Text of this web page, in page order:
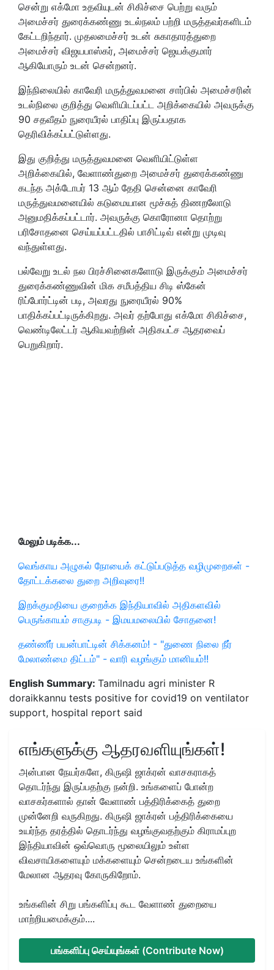
சென்று எக்மோ உதவியுடன் சிகிச்சை பெற்று வரும்
அமைச்சர் துரைக்கண்ணு உடல்நலம் பற்றி மருத்தவர்களிடம்
கேட்டறிந்தார். முதலமைச்சர் உடன் சுகாதாரத்துறை
அமைச்சர் விஜயபாஸ்கர், அமைச்சர் ஜெயக்குமார்
ஆகியோரும் உடன் சென்றனர்.
இந்நிலையில் காவேரி மருத்துவமனை சார்பில் அமைச்சரின்
உடல்நிலை குறித்து வெளியிடப்பட்ட அறிக்கையில் அவருக்கு
90 சதவீதம் நுரையீரல் பாதிப்பு இருப்பதாக
தெரிவிக்கப்பட்டுள்ளது.
இது குறித்து மருத்துவமனை வெளியிட்டுள்ள
அறிக்கையில், வேளாண்துறை அமைச்சர் துரைக்கண்ணு
கடந்த அக்டோபர் 13 ஆம் தேதி சென்னை காவேரி
மருத்துவமனையில் கடுமையான மூச்சுத் திணறலோடு
அனுமதிக்கப்பட்டார். அவருக்கு கொரோனா தொற்று
பரிசோதனை செய்யப்பட்டதில் பாசிட்டிவ் என்று முடிவு
வந்துள்ளது.
பல்வேறு உடல் நல பிரச்சினைகளோடு இருக்கும் அமைச்சர்
துரைக்கண்ணுவின் மிக சமீபத்திய சிடி ஸ்கேன்
ரிப்போர்ட்டின் படி, அவரது நுரையீரல் 90%
பாதிக்கப்பட்டிருக்கிறது. அவர் தற்போது எக்மோ சிகிச்சை,
வெண்டிலேட்டர் ஆகியவற்றின் அதிகபட்ச ஆதரவைப்
பெறுகிறார்.
மேலும் படிக்க...
வெங்காய அழுகல் நோயைக் கட்டுப்படுத்த வழிமுறைகள் -
தோட்டக்கலை துறை அறிவுரை!!
இறக்குமதியை குறைக்க இந்தியாவில் அதிகளவில்
பெருங்காயம் சாகுபடி - இமயமலையில் சோதனை!
தண்ணீர் பயன்பாட்டின் சிக்கனம்! - "துணை நிலை நீர்
மேலாண்மை திட்டம்" - வாரி வழங்கும் மானியம்!!
English Summary: Tamilnadu agri minister R
doraikkannu tests positive for covid19 on ventilator
support, hospital report said
எங்களுக்கு ஆதரவளியுங்கள்!
அன்பான நேயர்களே, கிருஷி ஜாக்ரன் வாசகராகத்
தொடர்ந்து இருப்பதற்கு நன்றி. உங்களைப் போன்ற
வாசகர்களால் தான் வேளாண் பத்திரிக்கைத் துறை
முன்னேறி வருகிறது. கிருஷி ஜாக்ரன் பத்திரிக்கையை
உயர்ந்த தரத்தில் தொடர்ந்து வழங்குவதற்கும் கிராமப்புற
இந்தியாவின் ஒவ்வொரு மூலையிலும் உள்ள
விவசாயிகளையும் மக்களையும் சென்றடைய உங்களின்
மேலான ஆதரவு கோருகிறோம்.
உங்களின் சிறு பங்களிப்பு கூட வேளாண் துறையை
மாற்றியமைக்கும்....
பங்களிப்பு செய்யுங்கள் (Contribute Now)